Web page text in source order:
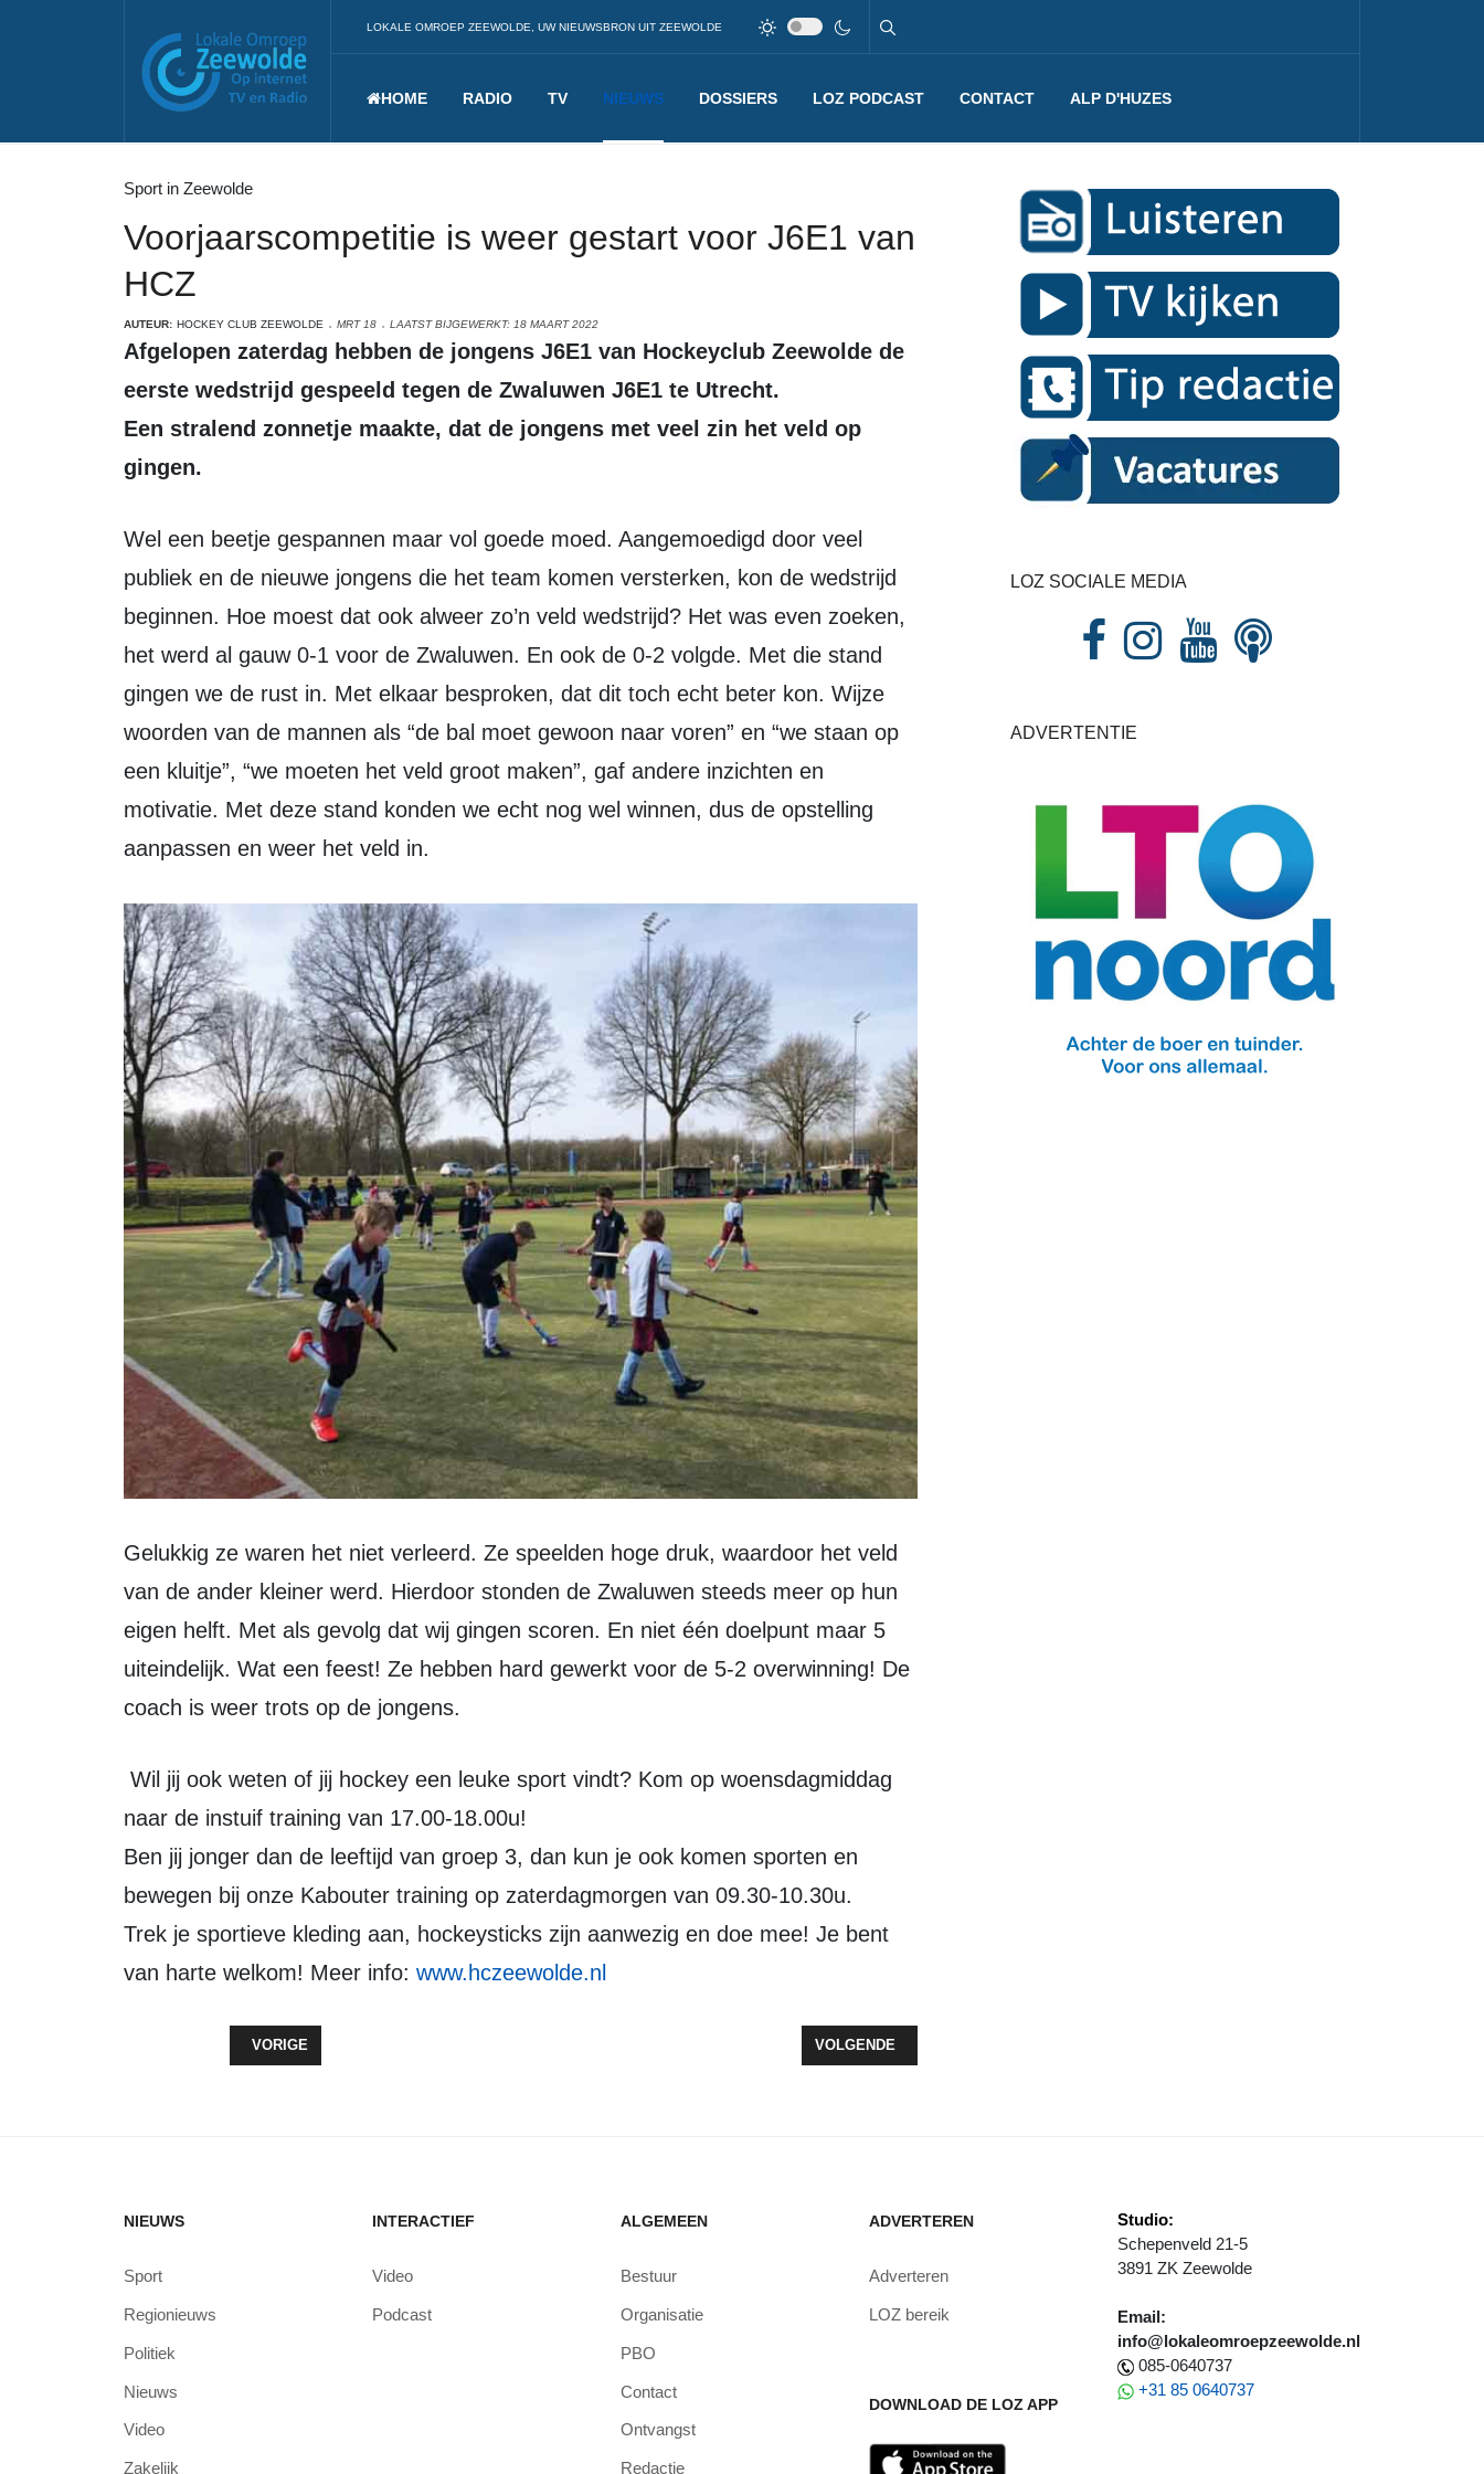
LOKALE OMROEP ZEEWOLDE, UW NIEUWSBRON UIT ZEEWOLDE
HOME RADIO TV NIEUWS DOSSIERS LOZ PODCAST CONTACT ALP D'HUZES
Sport in Zeewolde
Voorjaarscompetitie is weer gestart voor J6E1 van
HCZ
AUTEUR: HOCKEY CLUB ZEEWOLDE MRT 18 LAATST BIJGEWERKT: 18 MAART 2022
Afgelopen zaterdag hebben de jongens J6E1 van Hockeyclub Zeewolde de
eerste wedstrijd gespeeld tegen de Zwaluwen J6E1 te Utrecht.
Een stralend zonnetje maakte, dat de jongens met veel zin het veld op
gingen.
Wel een beetje gespannen maar vol goede moed. Aangemoedigd door veel
publiek en de nieuwe jongens die het team komen versterken, kon de wedstrijd
beginnen. Hoe moest dat ook alweer zo’n veld wedstrijd? Het was even zoeken,
het werd al gauw 0-1 voor de Zwaluwen. En ook de 0-2 volgde. Met die stand
gingen we de rust in. Met elkaar besproken, dat dit toch echt beter kon. Wijze
woorden van de mannen als “de bal moet gewoon naar voren” en “we staan op
een kluitje”, “we moeten het veld groot maken”, gaf andere inzichten en
motivatie. Met deze stand konden we echt nog wel winnen, dus de opstelling
aanpassen en weer het veld in.
Gelukkig ze waren het niet verleerd. Ze speelden hoge druk, waardoor het veld
van de ander kleiner werd. Hierdoor stonden de Zwaluwen steeds meer op hun
eigen helft. Met als gevolg dat wij gingen scoren. En niet één doelpunt maar 5
uiteindelijk. Wat een feest! Ze hebben hard gewerkt voor de 5-2 overwinning! De
coach is weer trots op de jongens.
Wil jij ook weten of jij hockey een leuke sport vindt? Kom op woensdagmiddag
naar de instuif training van 17.00-18.00u!
Ben jij jonger dan de leeftijd van groep 3, dan kun je ook komen sporten en
bewegen bij onze Kabouter training op zaterdagmorgen van 09.30-10.30u.
Trek je sportieve kleding aan, hockeysticks zijn aanwezig en doe mee! Je bent
van harte welkom! Meer info: www.hczeewolde.nl
VORIG ARTIKEL: NIEUWE HOOFDTRAINER VOOR ZEEWOLDE
VORIGE VOLGENDE ARTIKEL: TOP VIJF PLAATSEN REGIONALE CROSSLOOP
VOLGENDE
LOZ SOCIALE MEDIA
ADVERTENTIE
NIEUWS
Sport
Regionieuws
Politiek
Nieuws
Video
Zakelijk
INTERACTIEF
Video
Podcast
ALGEMEEN
Bestuur
Organisatie
PBO
Contact
Ontvangst
Redactie
ADVERTEREN
Adverteren
LOZ bereik
DOWNLOAD DE LOZ APP
Studio:
Schepenveld 21-5
3891 ZK Zeewolde
Email:
info@lokaleomroepzeewolde.nl
085-0640737
+31 85 0640737